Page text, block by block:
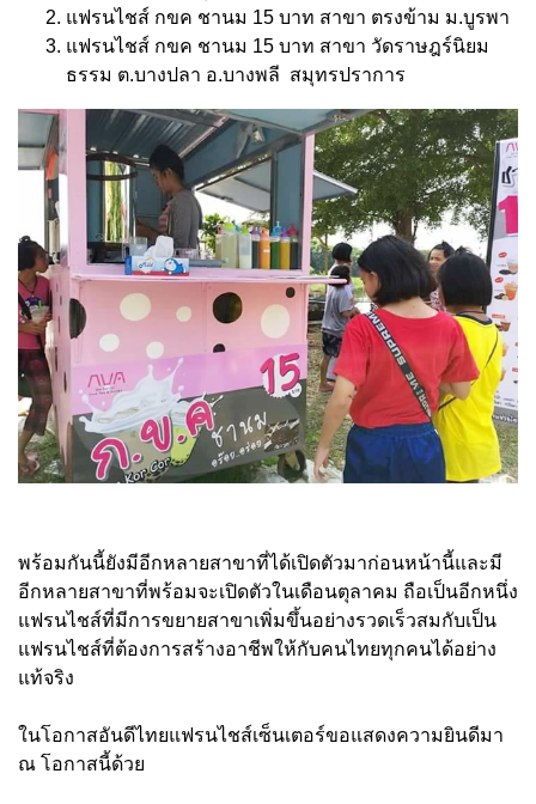
แฟรนไชส์ กขค ชานม 15 บาท สาขา ตรงข้าม ม.บูรพา
แฟรนไชส์ กขค ชานม 15 บาท สาขา วัดราษฎร์นิยม
ธรรม ต.บางปลา อ.บางพลี สมุทรปราการ
พร้อมกันนี้ยังมีอีกหลายสาขาที่ได้เปิดตัวมาก่อนหน้านี้และมี
อีกหลายสาขาที่พร้อมจะเปิดตัวในเดือนตุลาคม ถือเป็นอีกหนึ่ง
แฟรนไชส์ที่มีการขยายสาขาเพิ่มขึ้นอย่างรวดเร็วสมกับเป็น
แฟรนไชส์ที่ต้องการสร้างอาชีพให้กับคนไทยทุกคนได้อย่าง
แท้จริง
ในโอกาสอันดีไทยแฟรนไชส์เซ็นเตอร์ขอแสดงความยินดีมา
ณ โอกาสนี้ด้วย